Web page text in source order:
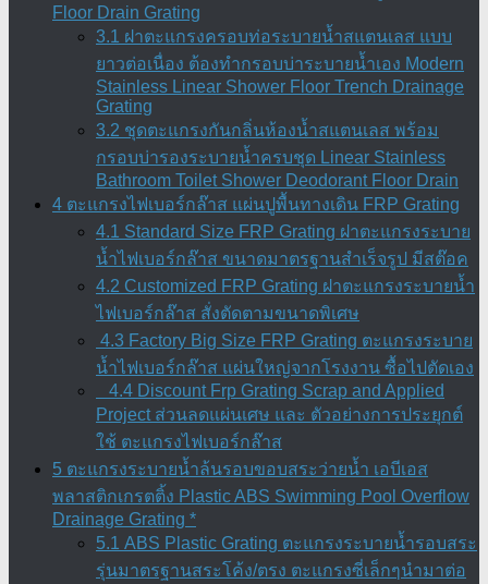
Floor Drain Grating
3.1 ฝาตะแกรงครอบท่อระบายน้ำสแตนเลส แบบ
ยาวต่อเนื่อง ต้องทำกรอบบ่าระบายน้ำเอง Modern
Stainless Linear Shower Floor Trench Drainage
Grating
3.2 ชุดตะแกรงกันกลิ่นห้องน้ำสแตนเลส พร้อม
กรอบบ่ารองระบายน้ำครบชุด Linear Stainless
Bathroom Toilet Shower Deodorant Floor Drain
4 ตะแกรงไฟเบอร์กล๊าส แผ่นปูพื้นทางเดิน FRP Grating
4.1 Standard Size FRP Grating ฝาตะแกรงระบาย
น้ำไฟเบอร์กล๊าส ขนาดมาตรฐานสำเร็จรูป มีสต๊อค
4.2 Customized FRP Grating ฝาตะแกรงระบายน้ำ
ไฟเบอร์กล๊าส สั่งตัดตามขนาดพิเศษ
4.3 Factory Big Size FRP Grating ตะแกรงระบาย
น้ำไฟเบอร์กล๊าส แผ่นใหญ่จากโรงงาน ซื้อไปตัดเอง
4.4 Discount Frp Grating Scrap and Applied
Project ส่วนลดแผ่นเศษ และ ตัวอย่างการประยุกต์
ใช้ ตะแกรงไฟเบอร์กล๊าส
5 ตะแกรงระบายน้ำล้นรอบขอบสระว่ายน้ำ เอบีเอส
พลาสติกเกรตติ้ง Plastic ABS Swimming Pool Overflow
Drainage Grating *
5.1 ABS Plastic Grating ตะแกรงระบายน้ำรอบสระ
รุ่นมาตรฐานสระโค้ง/ตรง ตะแกรงซี่เล็กๆนำมาต่อ